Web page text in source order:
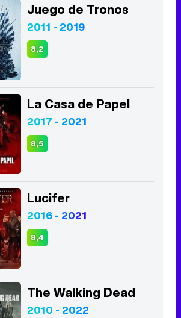
Juego de Tronos
2011 - 2019
8,2
La Casa de Papel
2017 - 2021
8,5
Lucifer
2016 - 2021
8,4
The Walking Dead
2010 - 2022